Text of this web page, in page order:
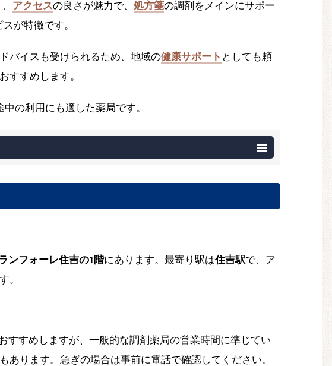
アクセスの良さが魅力で、 処方箋の調剤をメインにサポー
が特徴です。
バイスも受けられるため、地域の健康サポート としても頼
すすめします。
の利用にも適した薬局です。
ンフォーレ住吉の1階にあります。最寄り駅は住吉駅で、ア
。
すめしますが、一般的な調剤薬局の営業時間に準じてい
あります。急ぎの場合は事前に電話で確認してください。